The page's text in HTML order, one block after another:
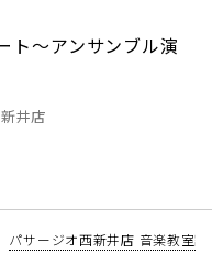
ト～アンサンブル演
井店
パサージオ西新井店 音楽教室